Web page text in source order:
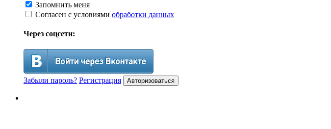
Запомнить меня
Согласен с условиями обработки данных
Через соцсети:
Забыли пароль? Регистрация Авторизоваться